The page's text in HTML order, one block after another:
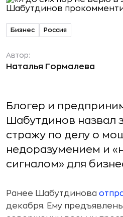
Бизнес Россия
Автор:
Наталья Гормалева
Блогер и
Шабутдинов назвал
стражу по делу о
недоразумением и
сигналом» для
Ранее Шабутдинова
декабря. Ему